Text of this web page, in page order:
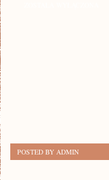
POSTED BY ADMIN